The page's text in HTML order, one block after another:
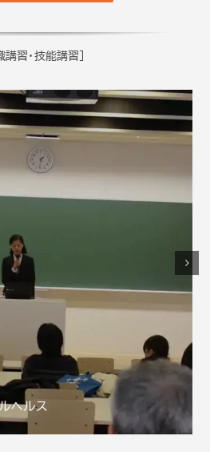
講習・技能講習]
知る